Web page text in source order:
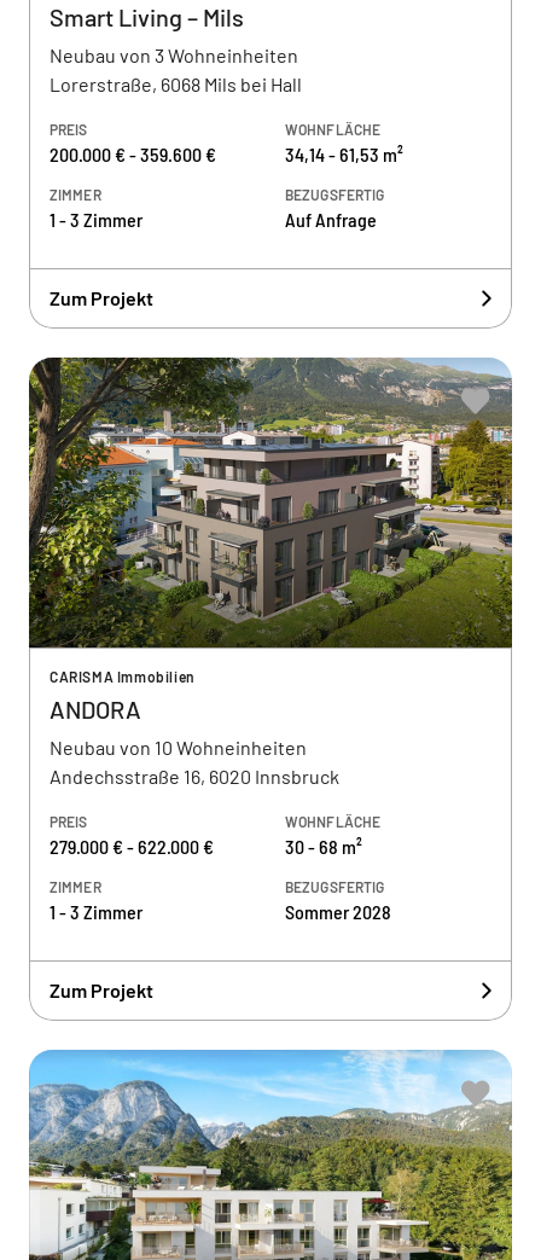
Smart Living – Mils
Neubau von 3 Wohneinheiten
Lorerstraße, 6068 Mils bei Hall
PREIS
200.000 € - 359.600 €
WOHNFLÄCHE
34,14 - 61,53 m²
ZIMMER
1 - 3 Zimmer
BEZUGSFERTIG
Auf Anfrage
Zum Projekt
CARISMA Immobilien
ANDORA
Neubau von 10 Wohneinheiten
Andechsstraße 16, 6020 Innsbruck
PREIS
279.000 € - 622.000 €
WOHNFLÄCHE
30 - 68 m²
ZIMMER
1 - 3 Zimmer
BEZUGSFERTIG
Sommer 2028
Zum Projekt